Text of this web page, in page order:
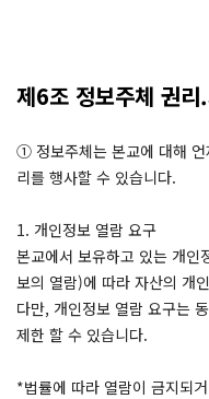
제6조 정보주체 권
① 정보주체는 본교에 대해 언
리를 행사할 수 있습니다.
1. 개인정보 열람 요구
본교에서 보유하고 있는 개인
보의 열람)에 따라 자산의 개
다만, 개인정보 열람 요구는
제한 할 수 있습니다.
*법률에 따라 열람이 금지되